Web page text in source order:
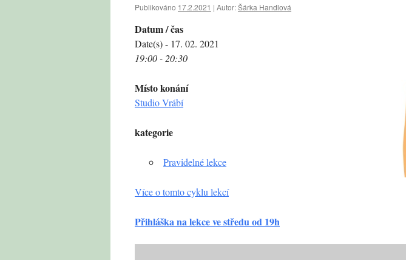
Publikováno 17.2.2021 | Autor:Šárka Handlová
Datum / čas
Date(s) - 17. 02. 2021
19:00 - 20:30
Místo konání
Studio Vrábí
kategorie
Pravidelné lekce
Více o tomto cyklu lekcí
Přihláška na lekce ve středu od 19h